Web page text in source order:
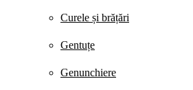
Curele și brățări
Gentuțe
Genunchiere